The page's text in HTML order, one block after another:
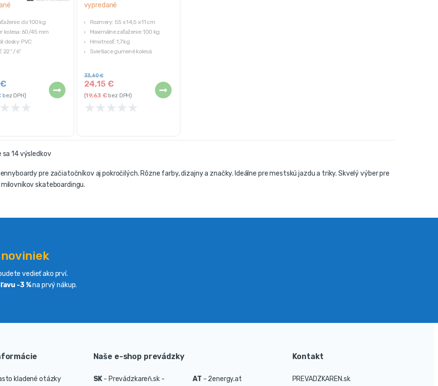
do 100 kg
kolesa: 60/45 mm
dosky: PVC
22 “/ 6”
€
bez DPH)
★ ★ ★
vypredané
Rozmery: 55 x 14,5 x 11 cm
Maximálne zaťaženie: 100 kg
Hmotnosť: 1,7 kg
Svietiace gumené kolesá
24,15 €
33,60€
(19,63 €bez DPH)
★ ★ ★ ★ ★
sa 14 výsledkov
pre začiatočníkov aj pokročilých. Rôzne farby, dizajny a značky. Ideálne pre mestskú jazdu a triky. Skvelý výber pre
skateboardingu.
vedieť ako prví.
-3 %na prvý nákup.
kladené otázky
Naše e-shop prevádzky
SK - Prevádzkareň.sk - AT - 2energy.at
Kontakt
PREVADZKAREN.sk